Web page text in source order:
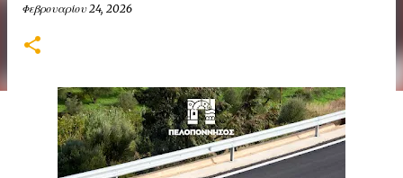
Φεβρουαρίου 24, 2026